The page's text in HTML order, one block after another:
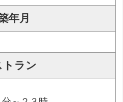
年月
トラン